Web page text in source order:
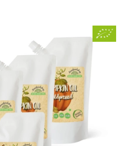
määrä 0
kylmäpuristettu LUOMU